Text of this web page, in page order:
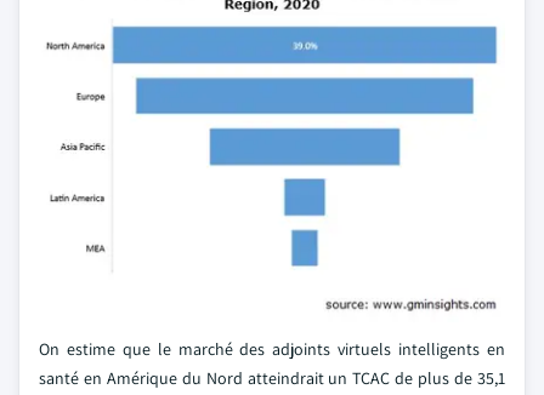
On estime que le marché des adjoints virtuels intelligents en
santé en Amérique du Nord atteindrait un TCAC de plus de 35,1